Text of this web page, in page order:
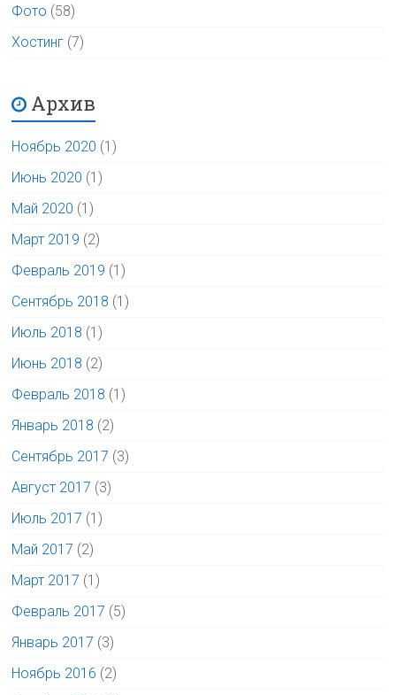
Фото (58)
Хостинг (7)
Архив
Ноябрь 2020 (1)
Июнь 2020 (1)
Май 2020 (1)
Март 2019 (2)
Февраль 2019 (1)
Сентябрь 2018 (1)
Июль 2018 (1)
Июнь 2018 (2)
Февраль 2018 (1)
Январь 2018 (2)
Сентябрь 2017 (3)
Август 2017 (3)
Июль 2017 (1)
Май 2017 (2)
Март 2017 (1)
Февраль 2017 (5)
Январь 2017 (3)
Ноябрь 2016 (2)